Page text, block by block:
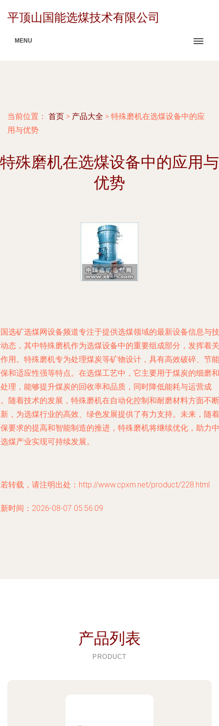
平顶山国能选煤技术有限公司
MENU
当前位置： 首页 > 产品大全 > 特殊磨机在选煤设备中的应
用与优势
特殊磨机在选煤设备中的应用与
优势
选矿选煤网设备频道专注于提供选煤领域的最新设备信息与技
态，其中特殊磨机作为选煤设备中的重要组成部分，发挥着关
用。特殊磨机专为处理煤炭等矿物设计，具有高效破碎、节能
和适应性强等特点。在选煤工艺中，它主要用于煤炭的细磨和
理，能够提升煤炭的回收率和品质，同时降低能耗与运营成
随着技术的发展，特殊磨机在自动化控制和耐磨材料方面不断
，为选煤行业的高效、绿色发展提供了有力支持。未来，随着
要求的提高和智能制造的推进，特殊磨机将继续优化，助力中
煤产业实现可持续发展。
转载，请注明出处：http://www.cpxm.net/product/228.html
时间：2026-08-07 05:56:09
产品列表
PRODUCT